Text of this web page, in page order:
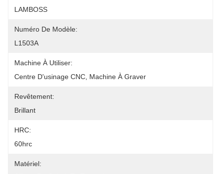
LAMBOSS
Numéro De Modèle:
L1503A
Machine À Utiliser:
Centre D'usinage CNC, Machine À Graver
Revêtement:
Brillant
HRC:
60hrc
Matériel: